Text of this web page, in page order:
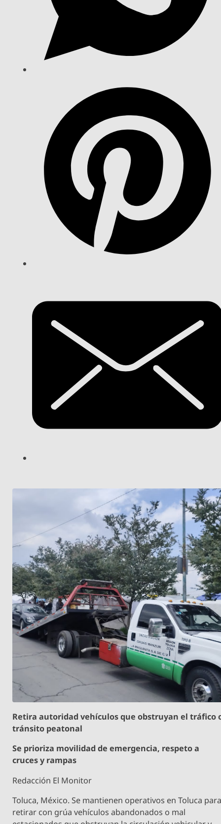
Retira autoridad vehículos que obstruyan el tráfico
tránsito peatonal
Se prioriza movilidad de emergencia, respeto a
cruces y rampas
Redacción El Monitor
Toluca, México. Se mantienen operativos en Toluca
retirar con grúa vehículos abandonados o mal